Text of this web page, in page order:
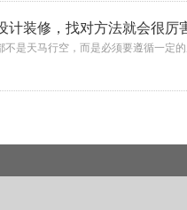
计装修，找对方法就会很厉
不是天马行空，而是必须要遵循一定